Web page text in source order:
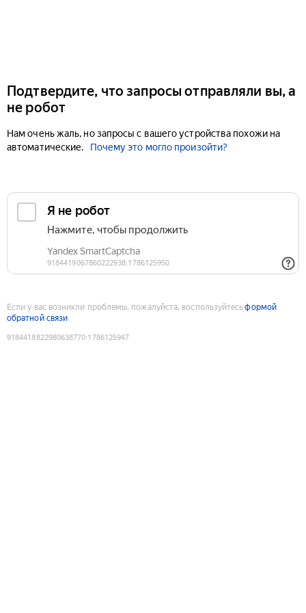
Подтвердите, что запросы отправляли вы, а
не робот
Нам очень жаль, но запросы с вашего устройства похожи на
автоматические.
Почему это могло произойти?
Если у вас возникли проблемы, пожалуйста, воспользуйтесьформой
обратной связи
9184418822980638770:1786125947